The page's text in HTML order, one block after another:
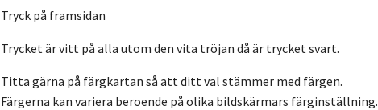
Tryck på framsidan
Trycket är vitt på alla utom den vita tröjan då är trycket svart.
Titta gärna på färgkartan så att ditt val stämmer med färgen.
Färgerna kan variera beroende på olika bildskärmars färginställning.